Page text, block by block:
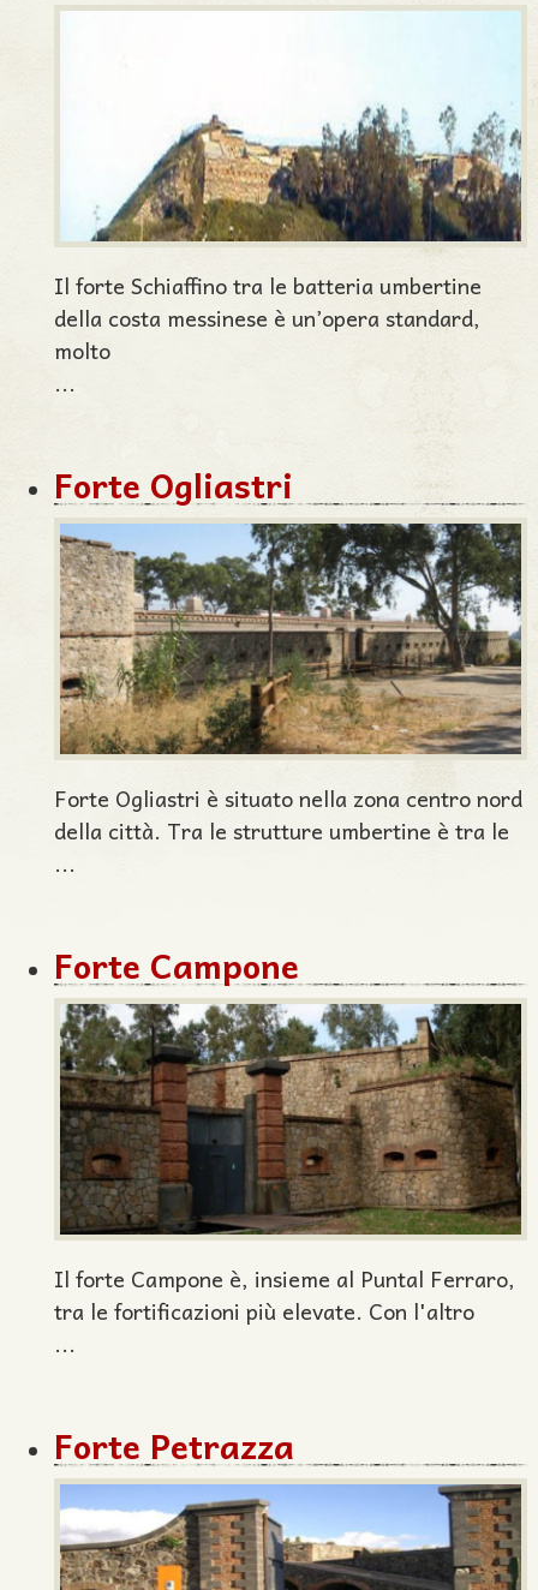
Il forte Schiaffino tra le batteria umbertine
della costa messinese è un’opera standard,
molto
...
Forte Ogliastri
Forte Ogliastri è situato nella zona centro nord
della città. Tra le strutture umbertine è tra le
...
Forte Campone
Il forte Campone è, insieme al Puntal Ferraro,
tra le fortificazioni più elevate. Con l'altro
...
Forte Petrazza